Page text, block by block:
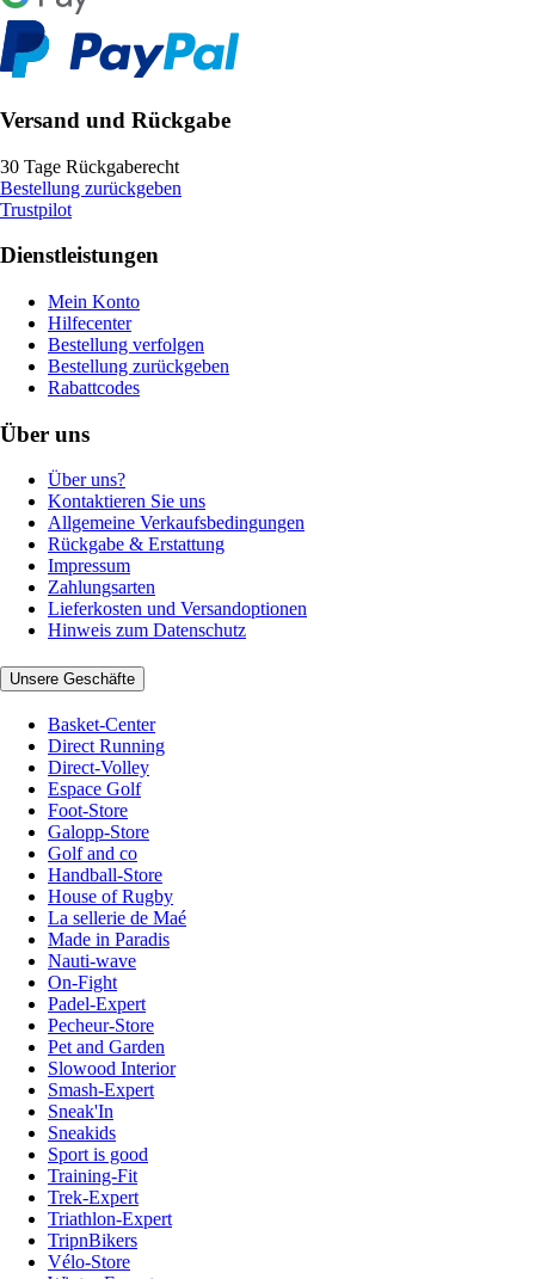
Versand und Rückgabe
30 Tage Rückgaberecht
Bestellung zurückgeben
Trustpilot
Dienstleistungen
Mein Konto
Hilfecenter
Bestellung verfolgen
Bestellung zurückgeben
Rabattcodes
Über uns
Über uns?
Kontaktieren Sie uns
Allgemeine Verkaufsbedingungen
Rückgabe & Erstattung
Impressum
Zahlungsarten
Lieferkosten und Versandoptionen
Hinweis zum Datenschutz
Unsere Geschäfte
Basket-Center
Direct Running
Direct-Volley
Espace Golf
Foot-Store
Galopp-Store
Golf and co
Handball-Store
House of Rugby
La sellerie de Maé
Made in Paradis
Nauti-wave
On-Fight
Padel-Expert
Pecheur-Store
Pet and Garden
Slowood Interior
Smash-Expert
Sneak'In
Sneakids
Sport is good
Training-Fit
Trek-Expert
Triathlon-Expert
TripnBikers
Vélo-Store